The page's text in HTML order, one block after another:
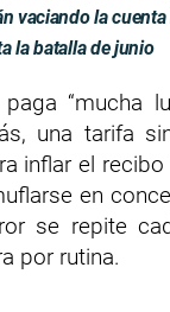
vaciando la
la batalla de junio
“mucha
una tarifa
inflar el
en
se repite
por rutina.